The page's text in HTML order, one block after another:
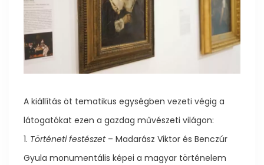
A kiállítás öt tematikus egységben vezeti végig a
látogatókat ezen a gazdag művészeti világon:
1. Történeti festészet– Madarász Viktor és Benczúr
Gyula monumentális képei a magyar történelem